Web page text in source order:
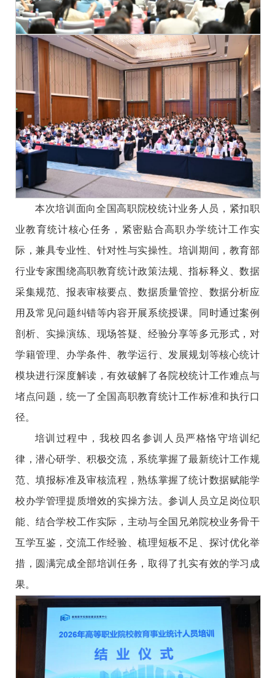
本次培训面向全国高职院校统计业务人员，紧扣职
业教育统计核心任务，紧密贴合高职办学统计工作实
际，兼具专业性、针对性与实操性。培训期间，教育部
行业专家围绕高职教育统计政策法规、指标释义、数据
采集规范、报表审核要点、数据质量管控、数据分析应
用及常见问题纠错等内容开展系统授课。同时通过案例
剖析、实操演练、现场答疑、经验分享等多元形式，对
学籍管理、办学条件、教学运行、发展规划等核心统计
模块进行深度解读，有效破解了各院校统计工作难点与
堵点问题，统一了全国高职教育统计工作标准和执行口
径。
培训过程中，我校四名参训人员严格恪守培训纪
律，潜心研学、积极交流，系统掌握了最新统计工作规
范、填报标准及审核流程，熟练掌握了统计数据赋能学
校办学管理提质增效的实操方法。参训人员立足岗位职
能、结合学校工作实际，主动与全国兄弟院校业务骨干
互学互鉴，交流工作经验、梳理短板不足、探讨优化举
措，圆满完成全部培训任务，取得了扎实有效的学习成
果。